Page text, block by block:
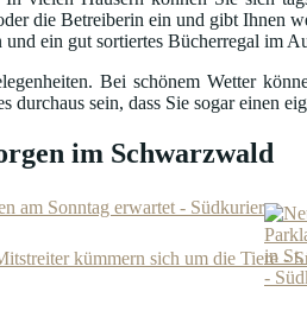
die Betreiberin ein und gibt
ein gut sortiertes Bücherregal
Bei schönem Wetter
durchaus sein, dass Sie sogar einen
im Schwarzwald
am Sonntag erwartet - Südkurier
kümmern sich um die Tiere -